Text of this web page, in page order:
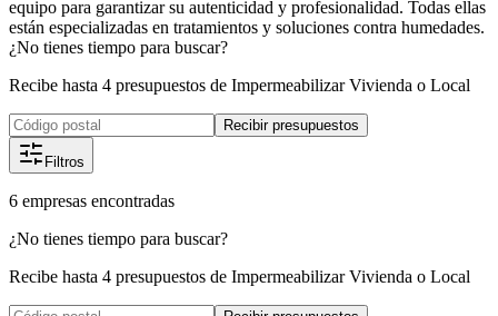
equipo para garantizar su autenticidad y profesionalidad. Todas ellas
están especializadas en tratamientos y soluciones contra humedades.
¿No tienes tiempo para buscar?
Recibe hasta 4 presupuestos de Impermeabilizar Vivienda o Local
Recibir presupuestos
Filtros
6 empresas encontradas
¿No tienes tiempo para buscar?
Recibe hasta 4 presupuestos de Impermeabilizar Vivienda o Local